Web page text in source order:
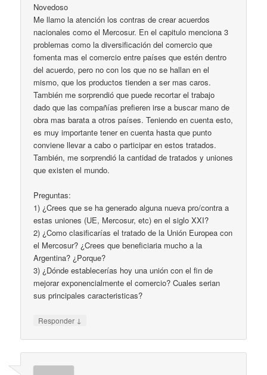
Novedoso
Me llamo la atención los contras de crear acuerdos
nacionales como el Mercosur. En el capitulo menciona 3
problemas como la diversificación del comercio que
fomenta mas el comercio entre países que estén dentro
del acuerdo, pero no con los que no se hallan en el
mismo, que los productos tienden a ser mas caros.
También me sorprendió que puede recortar el trabajo
dado que las compañías prefieren irse a buscar mano de
obra mas barata a otros países. Teniendo en cuenta esto,
es muy importante tener en cuenta hasta que punto
conviene llevar a cabo o participar en estos tratados.
También, me sorprendió la cantidad de tratados y uniones
que existen el mundo.
Preguntas:
1) ¿Crees que se ha generado alguna nueva pro/contra a
estas uniones (UE, Mercosur, etc) en el siglo XXI?
2) ¿Como clasificarías el tratado de la Unión Europea con
el Mercosur? ¿Crees que beneficiaria mucho a la
Argentina? ¿Porque?
3) ¿Dónde establecerías hoy una unión con el fin de
mejorar exponencialmente el comercio? Cuales serian
sus principales caracteristicas?
Responder ↓